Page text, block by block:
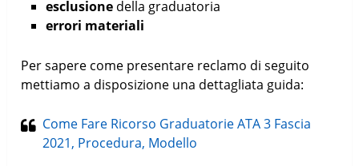
esclusionedella graduatoria
errori materiali
Per sapere come presentare reclamo di seguito
mettiamo a disposizione una dettagliata guida:
Come Fare Ricorso Graduatorie ATA 3 Fascia
2021, Procedura, Modello